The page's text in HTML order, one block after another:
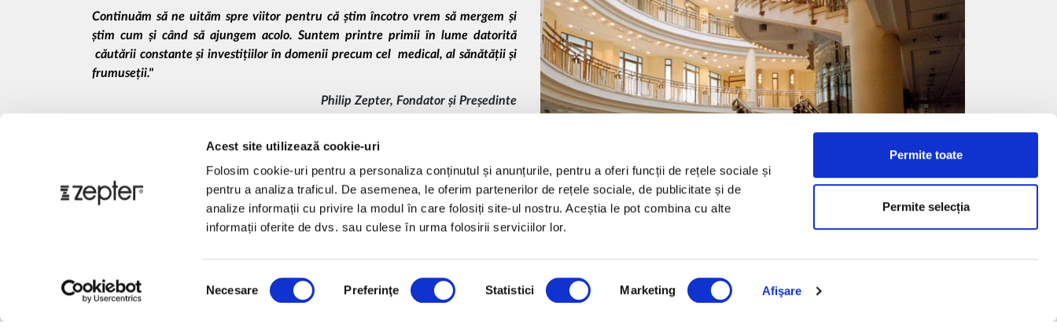
Acest site utilizează cookie-uri
Folosim cookie-uri pentru a personaliza conținutul și anunțurile, pentru a oferi funcții de rețele sociale și
pentru a analiza traficul. De asemenea, le oferim partenerilor de rețele sociale, de publicitate și de
analize informații cu privire la modul în care folosiți site-ul nostru. Aceștia le pot combina cu alte
informații oferite de dvs. sau culese în urma folosirii serviciilor lor.
consimțământului
Necesare Preferinţe Statistici Marketing Afişare
Permite toate
Permite selecția
Continuăm să ne uităm spre viitor pentru că știm încotro vrem să mergem și
știm cum și când să ajungem acolo. Suntem printre primii în lume datorită
căutării constante și investițiilor în domenii precum cel medical, al sănătății și
frumuseții."
Philip Zepter, Fondator și Președinte
filosofiei Zepter - o filosofie a vieții sănătoase și a perfecțiunii, având ca scop
menținerea sănătății generațiilor prezente și viitoare și rezolvarea
problemelor ecologice.
Totul a început de la o idee de afaceri măreață și ambițioasă: dragostea
pentru umanitate și pasiunea pentru succes. Zepter a fost înființat pe aceste